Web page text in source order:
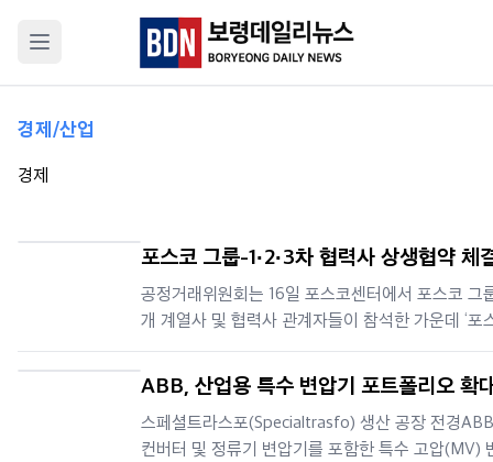
경제/산업
경제
포스코 그룹-1·2·3차 협력사 상생협약 체
공정거래위원회는 16일 포스코센터에서 포스코 그
개 계열사 및 협력사 관계자들이 참석한 가운데 ‘포
1·2·3차 협력사 상생협약 체결식’을 개최했다.포스
이번 협약은 포스코 공급망 내 1차 협력사를 넘어 2
하 중소 협력사까지 상생의 혜택을 확산하기 위해
으며, 국내 대기업 집단 중 다섯
ABB, 산업용 특수 변압기 포트폴리오 확
해 스페셜트라스포 인수 완료
스페셜트라스포(Specialtrasfo) 생산 공장 전경
컨버터 및 정류기 변압기를 포함한 특수 고압(MV)